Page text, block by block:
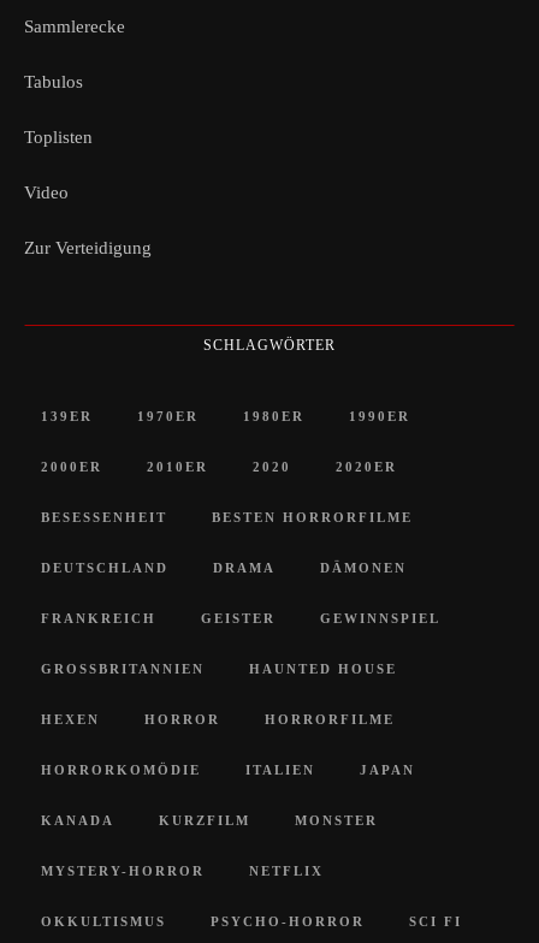
Sammlerecke
Tabulos
Toplisten
Video
Zur Verteidigung
SCHLAGWÖRTER
139ER 1970ER 1980ER 1990ER
2000ER 2010ER 2020 2020ER
BESESSENHEIT BESTEN HORRORFILME
DEUTSCHLAND DRAMA DÄMONEN
FRANKREICH GEISTER GEWINNSPIEL
GROSSBRITANNIEN HAUNTED HOUSE
HEXEN HORROR HORRORFILME
HORRORKOMÖDIE ITALIEN JAPAN
KANADA KURZFILM MONSTER
MYSTERY-HORROR NETFLIX
OKKULTISMUS PSYCHO-HORROR SCI FI